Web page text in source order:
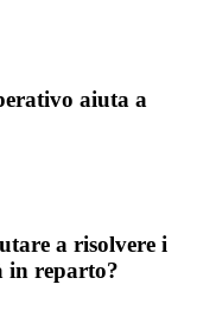
aiuta a
a risolvere i
in reparto?